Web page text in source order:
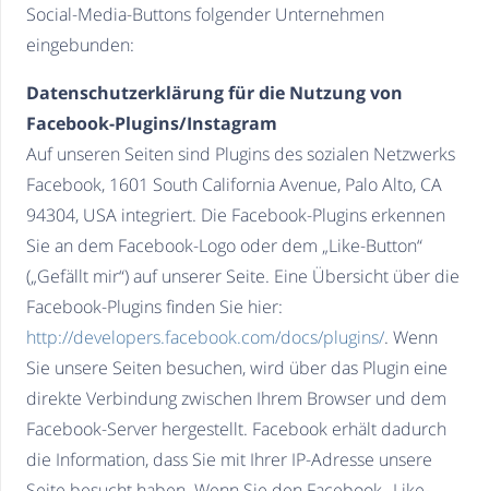
Social-Media-Buttons folgender Unternehmen
eingebunden:
Datenschutzerklärung für die Nutzung von
Facebook-Plugins/Instagram
Auf unseren Seiten sind Plugins des sozialen Netzwerks
Facebook, 1601 South California Avenue, Palo Alto, CA
94304, USA integriert. Die Facebook-Plugins erkennen
Sie an dem Facebook-Logo oder dem „Like-Button“
(„Gefällt mir“) auf unserer Seite. Eine Übersicht über die
Facebook-Plugins finden Sie hier:
http://developers.facebook.com/docs/plugins/. Wenn
Sie unsere Seiten besuchen, wird über das Plugin eine
direkte Verbindung zwischen Ihrem Browser und dem
Facebook-Server hergestellt. Facebook erhält dadurch
die Information, dass Sie mit Ihrer IP-Adresse unsere